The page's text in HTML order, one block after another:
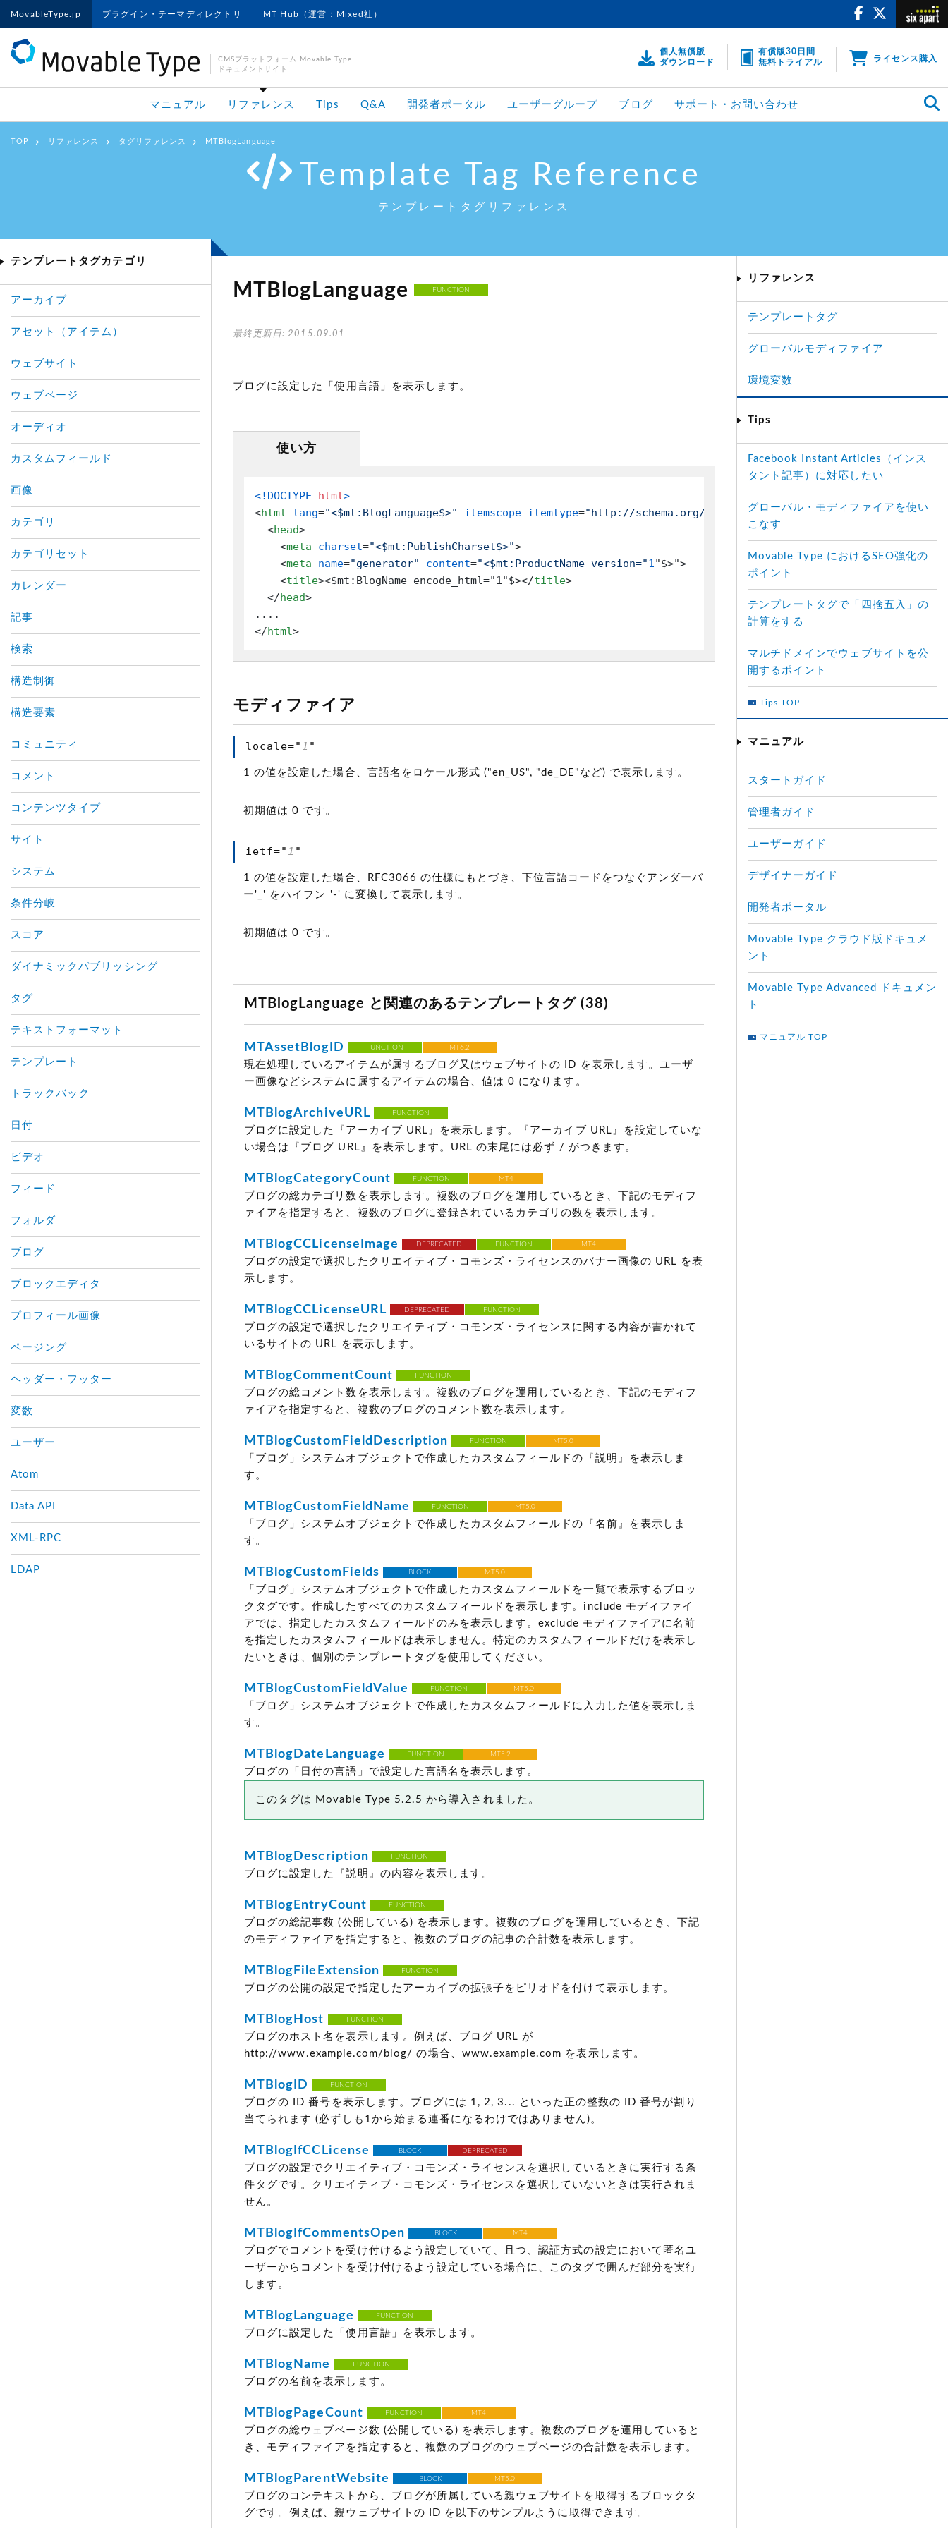
MovableType.jp プラグイン・テーマディレクトリ MT Hub（運営：Mixed社）
CMSプラットフォーム Movable Type
ドキュメントサイト
個人無償版
ダウンロード
有償版30日間
無料トライアル
ライセンス購入
マニュアル リファレンス Tips Q&A 開発者ポータル ユーザーグループ ブログ サポート・お問い合わせ
TOP リファレンス タグリファレンス MTBlogLanguage
Template Tag Reference
テンプレートタグリファレンス
MTBlogLanguage FUNCTION
最終更新日: 2015.09.01
ブログに設定した「使用言語」を表示します。
使い方
<!DOCTYPE html>
<html lang="<$mt:BlogLanguage$>" itemscope itemtype="http://schema.org/WebPage" >
<head>
<meta charset="<$mt:PublishCharset$>">
<meta name="generator" content="<$mt:ProductName version="1"$>">
<title><$mt:BlogName encode_html="1"$></title>
</head>
</html>
モディファイア
locale=" 1 "
1 の値を設定した場合、言語名をロケール形式 ("en_US", "de_DE"など) で表示します。
初期値は 0 です。
ietf=" 1 "
1 の値を設定した場合、RFC3066 の仕様にもとづき、下位言語コードをつなぐアンダーバ
ー'_' をハイフン '-' に変換して表示します。
初期値は 0 です。
MTBlogLanguage と関連のあるテンプレートタグ (38)
MTAssetBlogID FUNCTION MT6.2
現在処理しているアイテムが属するブログ又はウェブサイトの ID を表示します。ユーザ
ー画像などシステムに属するアイテムの場合、値は 0 になります。
MTBlogArchiveURL FUNCTION
ブログに設定した『アーカイブ URL』を表示します。『アーカイブ URL』を設定していな
い場合は『ブログ URL』を表示します。URL の末尾には必ず / がつきます。
MTBlogCategoryCount FUNCTION MT4
ブログの総カテゴリ数を表示します。複数のブログを運用しているとき、下記のモディフ
ァイアを指定すると、複数のブログに登録されているカテゴリの数を表示します。
MTBlogCCLicenseImage DEPRECATED FUNCTION MT4
ブログの設定で選択したクリエイティブ・コモンズ・ライセンスのバナー画像の URL を表
示します。
MTBlogCCLicenseURL DEPRECATED FUNCTION
ブログの設定で選択したクリエイティブ・コモンズ・ライセンスに関する内容が書かれて
いるサイトの URL を表示します。
MTBlogCommentCount FUNCTION
ブログの総コメント数を表示します。複数のブログを運用しているとき、下記のモディフ
ァイアを指定すると、複数のブログのコメント数を表示します。
MTBlogCustomFieldDescription FUNCTION MT5.0
「ブログ」システムオブジェクトで作成したカスタムフィールドの『説明』を表示しま
す。
MTBlogCustomFieldName FUNCTION MT5.0
「ブログ」システムオブジェクトで作成したカスタムフィールドの『名前』を表示しま
す。
MTBlogCustomFields BLOCK MT5.0
「ブログ」システムオブジェクトで作成したカスタムフィールドを一覧で表示するブロッ
クタグです。作成したすべてのカスタムフィールドを表示します。include モディファイ
アでは、指定したカスタムフィールドのみを表示します。exclude モディファイアに名前
を指定したカスタムフィールドは表示しません。特定のカスタムフィールドだけを表示し
たいときは、個別のテンプレートタグを使用してください。
MTBlogCustomFieldValue FUNCTION MT5.0
「ブログ」システムオブジェクトで作成したカスタムフィールドに入力した値を表示しま
す。
MTBlogDateLanguage FUNCTION MT5.2
ブログの「日付の言語」で設定した言語名を表示します。
このタグは Movable Type 5.2.5 から導入されました。
MTBlogDescription FUNCTION
ブログに設定した『説明』の内容を表示します。
MTBlogEntryCount FUNCTION
ブログの総記事数(公開している) を表示します。複数のブログを運用しているとき、下記
のモディファイアを指定すると、複数のブログの記事の合計数を表示します。
MTBlogFileExtension FUNCTION
ブログの公開の設定で指定したアーカイブの拡張子をピリオドを付けて表示します。
MTBlogHost FUNCTION
ブログのホスト名を表示します。例えば、ブログ URL が
http://www.example.com/blog/ の場合、www.example.com を表示します。
MTBlogID FUNCTION
ブログの ID 番号を表示します。ブログには 1, 2, 3... といった正の整数の ID 番号が割り
当てられます(必ずしも1から始まる連番になるわけではありません)。
MTBlogIfCCLicense BLOCK DEPRECATED
ブログの設定でクリエイティブ・コモンズ・ライセンスを選択しているときに実行する条
件タグです。クリエイティブ・コモンズ・ライセンスを選択していないときは実行されま
せん。
MTBlogIfCommentsOpen BLOCK MT4
ブログでコメントを受け付けるよう設定していて、且つ、認証方式の設定において匿名ユ
ーザーからコメントを受け付けるよう設定している場合に、このタグで囲んだ部分を実行
します。
MTBlogLanguage FUNCTION
ブログに設定した「使用言語」を表示します。
MTBlogName FUNCTION
ブログの名前を表示します。
MTBlogPageCount FUNCTION MT4
ブログの総ウェブページ数 (公開している) を表示します。複数のブログを運用していると
き、モディファイアを指定すると、複数のブログのウェブページの合計数を表示します。
MTBlogParentWebsite BLOCK MT5.0
ブログのコンテキストから、ブログが所属している親ウェブサイトを取得するブロックタ
グです。例えば、親ウェブサイトの ID を以下のサンプルように取得できます。
テンプレートタグカテゴリ
アーカイブ
アセット（アイテム）
ウェブサイト
ウェブページ
オーディオ
カスタムフィールド
画像
カテゴリ
カテゴリセット
カレンダー
記事
検索
構造制御
構造要素
コミュニティ
コメント
コンテンツタイプ
サイト
システム
条件分岐
スコア
ダイナミックパブリッシング
タグ
テキストフォーマット
テンプレート
トラックバック
日付
ビデオ
フィード
フォルダ
ブログ
ブロックエディタ
プロフィール画像
ページング
ヘッダー・フッター
変数
ユーザー
Atom
Data API
XML-RPC
LDAP
リファレンス
テンプレートタグ
グローバルモディファイア
環境変数
Tips
Facebook Instant Articles（インス
タント記事）に対応したい
グローバル・モディファイアを使い
こなす
Movable Type におけるSEO強化の
ポイント
テンプレートタグで「四捨五入」の
計算をする
マルチドメインでウェブサイトを公
開するポイント
Tips TOP
マニュアル
スタートガイド
管理者ガイド
ユーザーガイド
デザイナーガイド
開発者ポータル
Movable Type クラウド版ドキュメ
ント
Movable Type Advanced ドキュメン
ト
マニュアル TOP